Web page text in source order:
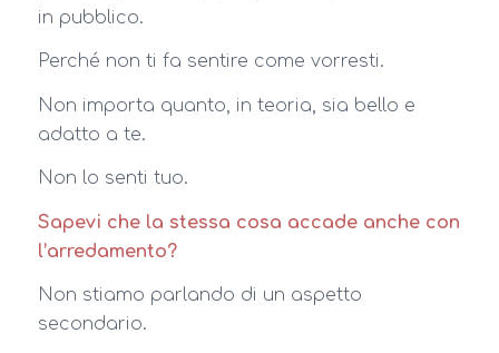
in pubblico.
Perché non ti fa sentire come vorresti.
Non importa quanto, in teoria, sia bello e
adatto a te.
Non lo senti tuo.
Sapevi che la stessa cosa accade anche con
l’arredamento?
Non stiamo parlando di un aspetto
secondario.